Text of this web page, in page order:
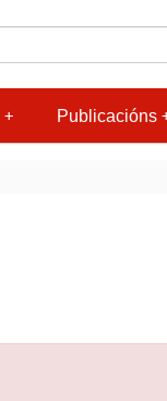
Publicacións